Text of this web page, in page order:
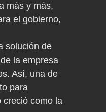
más y más,
el gobierno,
solución de
la empresa
Así, una de
para
creció como la